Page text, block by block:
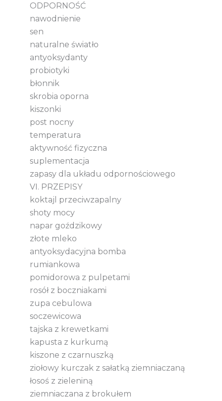
ODPORNOŚĆ
nawodnienie
sen
naturalne światło
antyoksydanty
probiotyki
błonnik
skrobia oporna
kiszonki
post nocny
temperatura
aktywność fizyczna
suplementacja
zapasy dla układu odpornościowego
VI. PRZEPISY
koktajl przeciwzapalny
shoty mocy
napar goździkowy
złote mleko
antyoksydacyjna bomba
rumiankowa
pomidorowa z pulpetami
rosół z boczniakami
zupa cebulowa
soczewicowa
tajska z krewetkami
kapusta z kurkumą
kiszone z czarnuszką
ziołowy kurczak z sałatką ziemniaczaną
łosoś z zieleniną
ziemniaczana z brokułem